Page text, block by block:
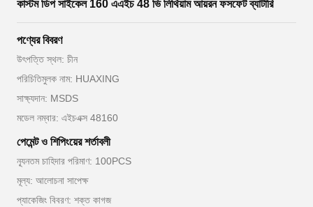
কাস্টম ডিপ সাইকেল 160 এএইচ 48 ভি লিথিয়াম আয়রন ফসফেট ব্যাটারি
পণ্যের বিবরণ
উৎপত্তি স্থল: চীন
পরিচিতিমুলক নাম: HUAXING
সাক্ষ্যদান: MSDS
মডেল নম্বার: এইচএক্স 48160
পেমেন্ট ও শিপিংয়ের শর্তাবলী
ন্যূনতম চাহিদার পরিমাণ: 100PCS
মূল্য: আলোচনা সাপেক্ষ
প্যাকেজিং বিবরণ: শক্ত কাগজ